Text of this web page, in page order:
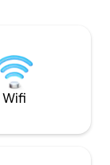
uitgeruste
plaats aan zes
queensize
Wifi